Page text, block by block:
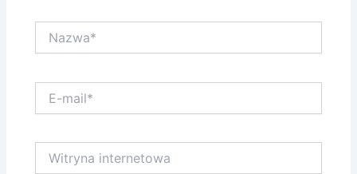
mail*
internetowa